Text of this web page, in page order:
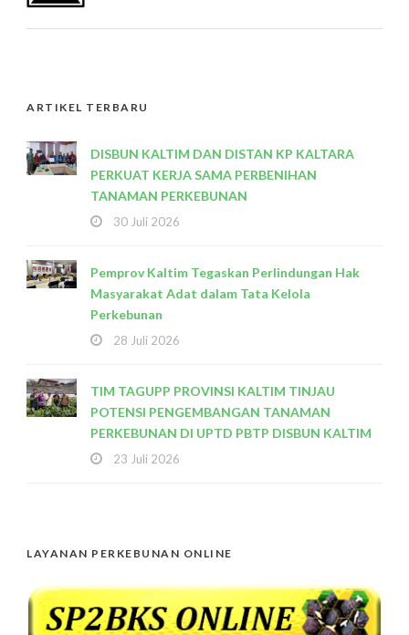
ARTIKEL TERBARU
DISBUN KALTIM DAN DISTAN KP KALTARA
PERKUAT KERJA SAMA PERBENIHAN
TANAMAN PERKEBUNAN
30 Juli 2026
Pemprov Kaltim Tegaskan Perlindungan Hak
Masyarakat Adat dalam Tata Kelola
Perkebunan
28 Juli 2026
TIM TAGUPP PROVINSI KALTIM TINJAU
POTENSI PENGEMBANGAN TANAMAN
PERKEBUNAN DI UPTD PBTP DISBUN KALTIM
23 Juli 2026
LAYANAN PERKEBUNAN ONLINE